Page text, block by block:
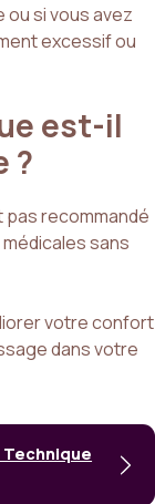
si vous avez
excessif ou
est-il
?
pas recommandé
sans
votre confort
dans votre